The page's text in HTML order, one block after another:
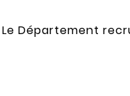
Le Département